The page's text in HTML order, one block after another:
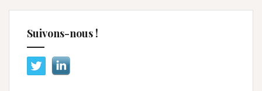
Suivons-nous !